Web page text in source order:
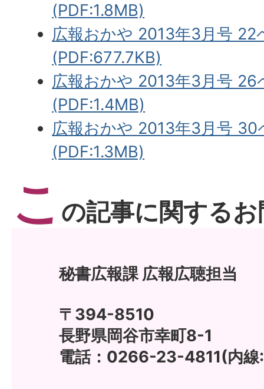
(PDF:1.8MB)
広報おかや 2013年3月号 22
(PDF:677.7KB)
広報おかや 2013年3月号 26
(PDF:1.4MB)
広報おかや 2013年3月号
(PDF:1.3MB)
こ の記事に関する
秘書広報課 広報広聴担当
〒394-8510
長野県岡谷市幸町8-1
電話：0266-23-4811(内